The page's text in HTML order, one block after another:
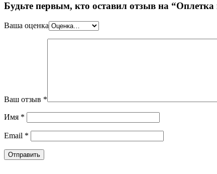
Будьте первым, кто оставил отзыв на
Ваша оценка
Ваш отзыв *
Имя *
Email *